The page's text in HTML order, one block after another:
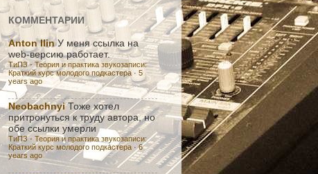
КОММЕНТАРИИ
Anton Ilin У меня ссылка на
web-версию работает.
ТиПЗ - Теория и практика звукозаписи:
Краткий курс молодого подкастера · 5
years ago
Neobachnyi Тоже хотел
притронуться к труду автора, но
обе ссылки умерли
ТиПЗ - Теория и практика звукозаписи:
Краткий курс молодого подкастера ·6
years ago